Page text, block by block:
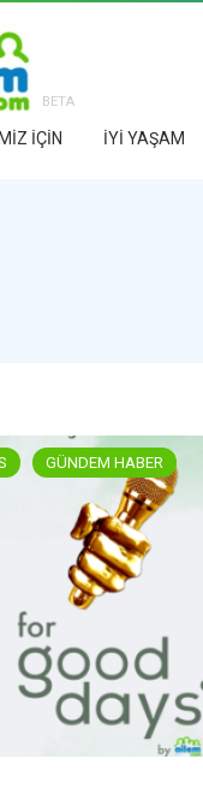
BETA
İÇİN İYİ YAŞAM
GÜNDEM HABER